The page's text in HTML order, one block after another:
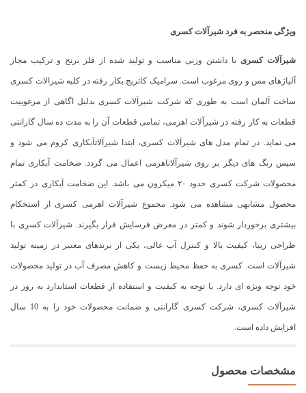
ویژگی منحصر به فرد شیرآلات کسری
شیرآلات کسری با داشتن وزنی مناسب و تولید شده از فلز برنج و ترکیب مجاز
آلیاژهای مس و روی مرغوب است. سرامیک کاتریج بکار رفته در کلیه شیرالات کسری
ساخت آلمان است به طوری که شرکت شیرآلات کسری بدلیل اگاهی از مرغوبیت
قطعات به کار رفته در شیرآلات اهرمی، تمامی قطعات آن را به مدت ده سال گارانتی
می نماید. در تمام مدل های شیرآلات کسری، ابتدا شیرآلاتآبکاری کروم می شود و
سپس رنگ های دیگر بر روی شیرآلاتاهرمی اعمال می گردد. ضخامت آبکاری تمام
محصولات شرکت کسری حدود ۲۰ میکرون می باشد. این ضخامت آبکاری در کمتر
محصول مشابهی مشاهده می شود. مجموع شیرآلات اهرمی کسری از استحکام
بیشتری برخوردار شوند و کمتر در معرض فرسایش قرار بگیرند. شیرآلات کسری با
طراحی زیبا، کیفیت بالا و کنترل آب عالی، یکی از برندهای معتبر در زمینه تولید
شیرآلات است. کسری به حفظ محیط زیست و کاهش مصرف آب در تولید محصولات
خود توجه ویژه ای دارد. با توجه به کیفیت و استفاده از قطعات استاندارد به روز در
شیرآلات کسری، شرکت کسری گارانتی و ضمانت محصولات خود را به 10 سال
افزایش داده است.
مشخصات محصول